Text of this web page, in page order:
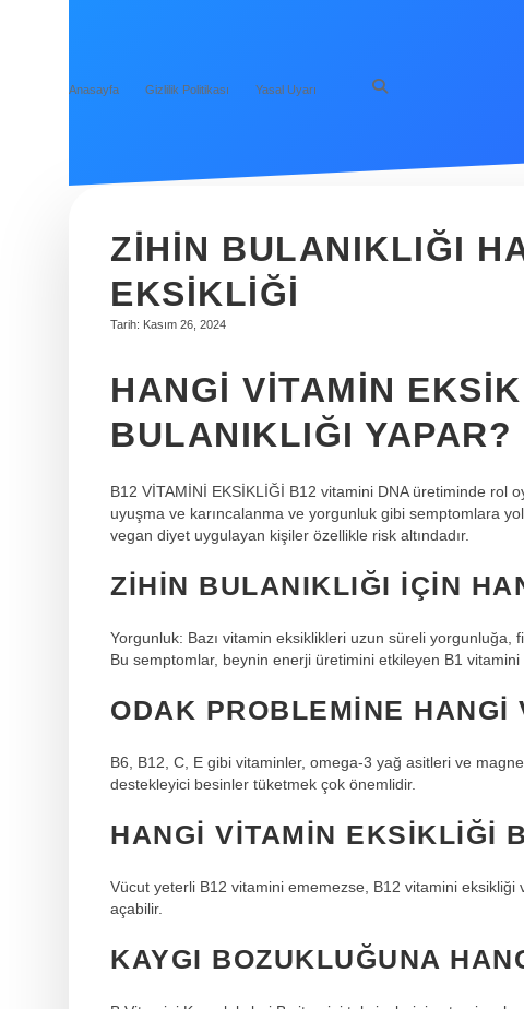
Anasayfa Gizlilik Politikası Yasal Uyarı
ZIHIN BULANIKLIĞI
EKSIKLIĞI
Tarih: Kasım 26, 2024
HANGI VITAMIN
BULANIKLIĞI YAPAR?
B12 VİTAMİNİ EKSİKLİĞİ B12 vitamini DNA üretiminde rol
uyuşma ve karıncalanma ve yorgunluk gibi semptomlara
vegan diyet uygulayan kişiler özellikle risk altındadır.
ZIHIN BULANIKLIĞI IÇIN
Yorgunluk: Bazı vitamin eksiklikleri uzun süreli yorgunluğa,
Bu semptomlar, beynin enerji üretimini etkileyen B1 vitamini
ODAK PROBLEMINE HANGI
B6, B12, C, E gibi vitaminler, omega-3 yağ asitleri ve
destekleyici besinler tüketmek çok önemlidir.
HANGI VITAMIN EKSIKLIĞI
Vücut yeterli B12 vitamini ememezse, B12 vitamini eksikliği
açabilir.
KAYGI BOZUKLUĞUNA